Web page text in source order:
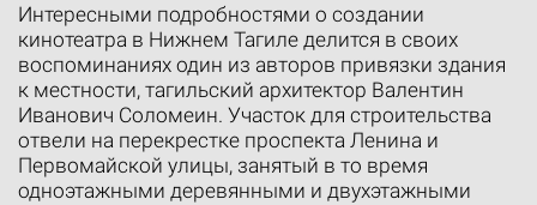
Интересными подробностями о создании
кинотеатра в Нижнем Тагиле делится в своих
воспоминаниях один из авторов привязки здания
к местности, тагильский архитектор Валентин
Иванович Соломеин. Участок для строительства
отвели на перекрестке проспекта Ленина и
Первомайской улицы, занятый в то время
одноэтажными деревянными и двухэтажными